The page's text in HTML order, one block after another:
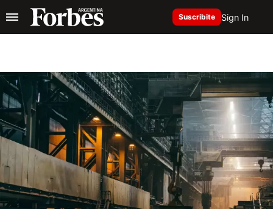
Suscribite Sign In